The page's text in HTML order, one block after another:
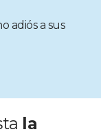
adiós a sus
la